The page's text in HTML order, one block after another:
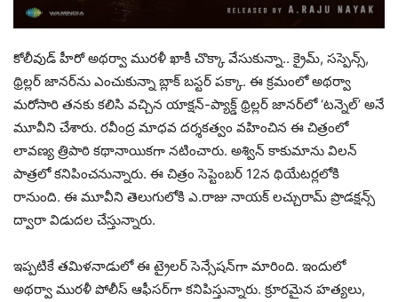
కోలీవుడ్ హీరో అథర్వా మురళీ ఖాకీ చొక్కా వేసుకున్నా.. క్రైమ్, సస్పెన్స్,
థ్రిల్లర్ జానర్‌ను ఎంచుకున్నా బ్లాక్ బస్టర్ పక్కా. ఈ క్రమంలో అథర్వా
మరోసారి తనకు కలిసి వచ్చిన యాక్షన్-ప్యాక్డ్ థ్రిల్లర్ జానర్‌లో ‘టన్నెల్‌’ అనే
మూవీని చేశారు. రవీంద్ర మాధవ దర్శకత్వం వహించిన ఈ చిత్రంలో
లావణ్య త్రిపాఠి కథానాయికగా నటించారు. అశ్విన్ కాకుమాను విలన్
పాత్రలో కనిపించనున్నారు. ఈ చిత్రం సెప్టెంబర్ 12న థియేటర్లలోకి
రానుంది. ఈ మూవీని తెలుగులోకి ఎ.రాజు నాయక్ లచ్చురామ్ ప్రొడక్షన్స్
ద్వారా విడుదల చేస్తున్నారు.
ఇప్పటికే తమిళనాడులో ఈ ట్రైలర్ సెన్సేషన్‌గా మారింది. ఇందులో
అథర్వా మురళీ పోలీస్ ఆఫీసర్‌గా కనిపిస్తున్నారు. క్రూరమైన హత్యలు,